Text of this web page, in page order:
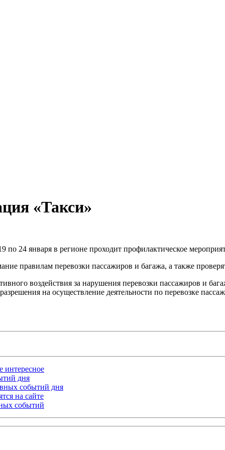
«Такси»
24 января в регионе проходит профилактическое
правилам перевозки пассажиров и багажа, а также
воздействия за нарушения перевозки пассажиров и
на осуществление деятельности по перевозке
интересное
дня
событий дня
на сайте
событий